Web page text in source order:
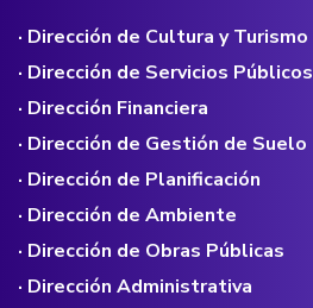
· Dirección de Cultura y Turismo
· Dirección de Servicios Públicos
· Dirección Financiera
· Dirección de Gestión de Suelo
· Dirección de Planificación
· Dirección de Ambiente
· Dirección de Obras Públicas
· Dirección Administrativa